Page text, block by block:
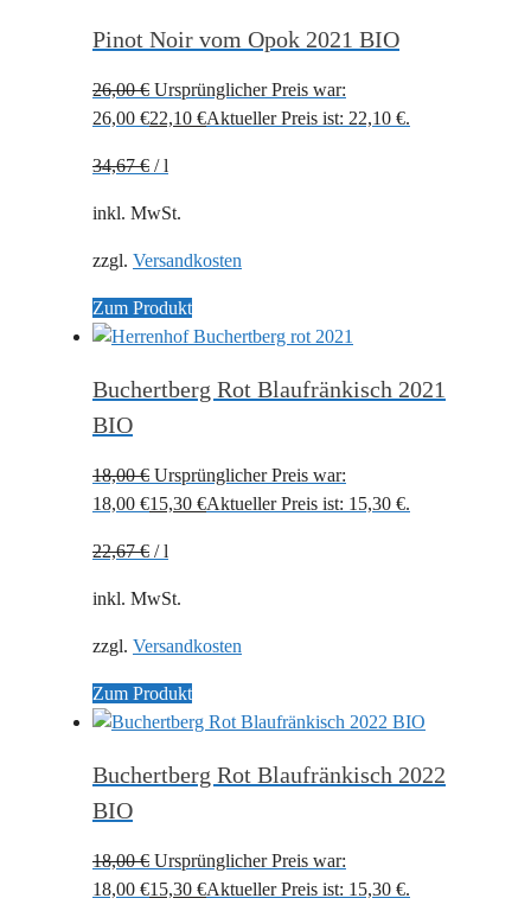
Pinot Noir vom Opok 2021 BIO
26,00€ Ursprünglicher Preis war:
26,00 €22,10 €Aktueller Preis ist: 22,10 €.
34,67€ /l
inkl. MwSt.
zzgl. Versandkosten
Zum Produkt
Buchertberg Rot Blaufränkisch 2021
BIO
18,00€ Ursprünglicher Preis war:
18,00 €15,30 €Aktueller Preis ist: 15,30 €.
22,67€ /l
inkl. MwSt.
zzgl. Versandkosten
Zum Produkt
Buchertberg Rot Blaufränkisch 2022
BIO
18,00€ Ursprünglicher Preis war:
18,00 €15,30 €Aktueller Preis ist: 15,30 €.